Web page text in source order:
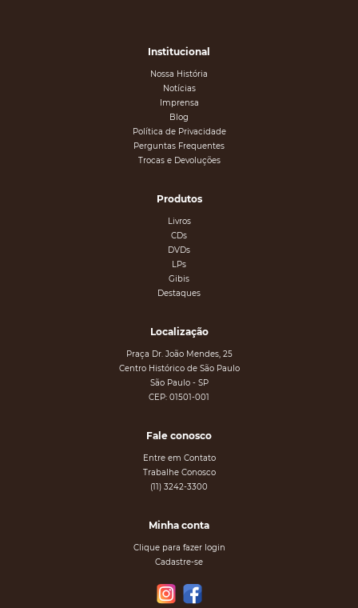
Institucional
Nossa História
Notícias
Imprensa
Blog
Política de Privacidade
Perguntas Frequentes
Trocas e Devoluções
Produtos
Livros
CDs
DVDs
LPs
Gibis
Destaques
Localização
Praça Dr. João Mendes, 25
Centro Histórico de São Paulo
São Paulo - SP
CEP: 01501-001
Fale conosco
Entre em Contato
Trabalhe Conosco
(11) 3242-3300
Minha conta
Clique para fazer login
Cadastre-se